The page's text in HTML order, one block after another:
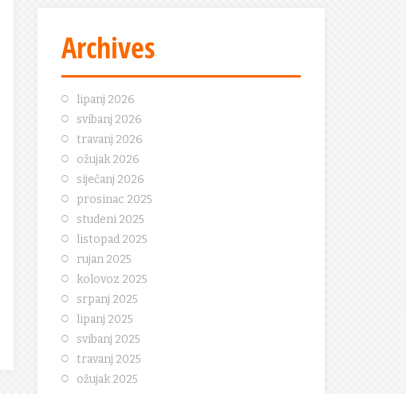
Archives
lipanj 2026
svibanj 2026
travanj 2026
ožujak 2026
siječanj 2026
prosinac 2025
studeni 2025
listopad 2025
rujan 2025
kolovoz 2025
srpanj 2025
lipanj 2025
svibanj 2025
travanj 2025
ožujak 2025